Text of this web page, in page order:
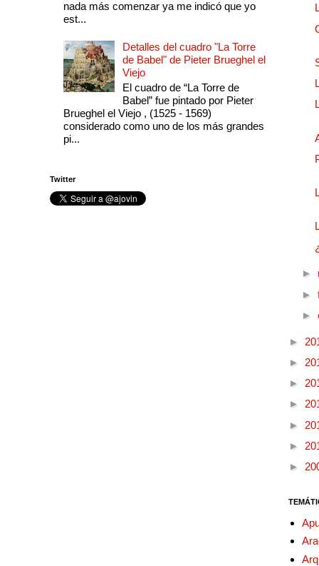
nada más comenzar ya me indicó que yo
est...
Detalles del cuadro "La Torre
de Babel" de Pieter Brueghel el
Viejo
El cuadro de “La Torre de
Babel” fue pintado por Pieter
Brueghel el Viejo , (1525 - 1569)
considerado como uno de los más grandes
pi...
Twitter
►
►
►
►
►
►
►
►
►
►